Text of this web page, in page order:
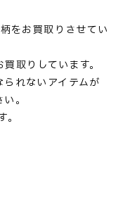
をお買取りさせてい
取りしています。
れないアイテムが
。